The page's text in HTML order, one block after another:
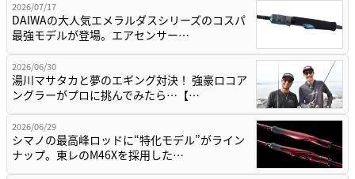
2026/07/17
DAIWAの大人気エメラルダスシリーズのコスパ
最強モデルが登場。エアセンサー…
2026/06/30
湯川マサタカと夢のエギング対決！ 強豪ロコア
ングラーがプロに挑んでみたら…【…
2026/06/29
シマノの最高峰ロッドに“特化モデル”がライン
ナップ。東レのM46Xを採用した…